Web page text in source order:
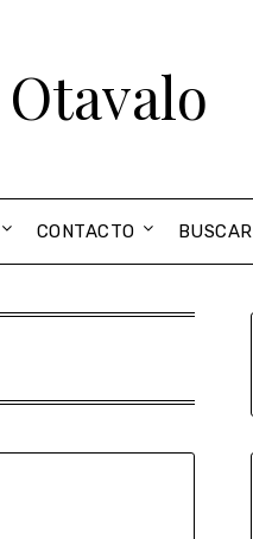
CONTACTO BUSCAR